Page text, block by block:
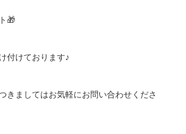
🎁
付けております♪
きましてはお気軽にお問い合わせくださ